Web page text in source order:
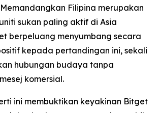
Filipina merupakan
sukan paling aktif di Asia
berpeluang menyumbang secara
kepada pertandingan ini, sekali
hubungan budaya tanpa
komersial.
ini membuktikan keyakinan Bitget